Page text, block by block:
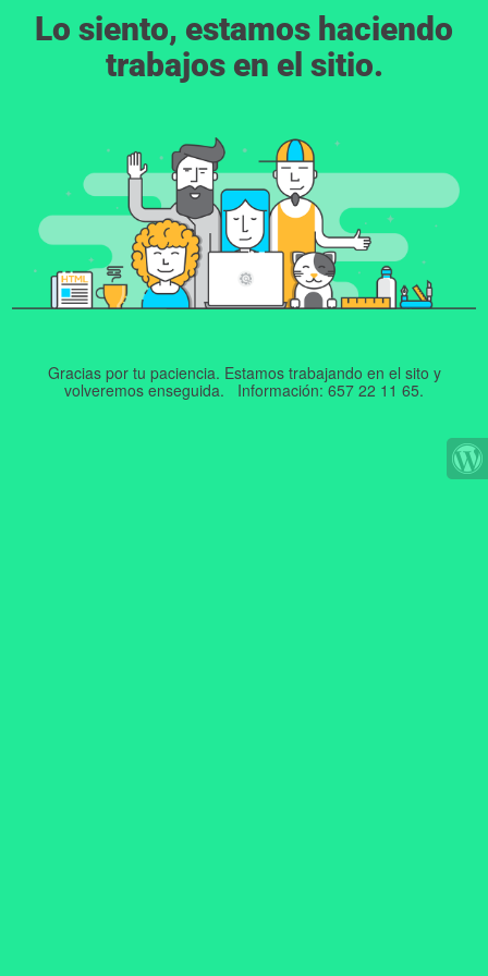
Lo siento, estamos haciendo
trabajos en el sitio.
Gracias por tu paciencia. Estamos trabajando en el sito y
volveremos enseguida. Información: 657 22 11 65.